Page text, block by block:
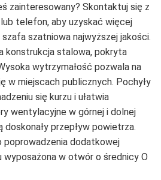
zainteresowany? Skontaktuj się z
telefon, aby uzyskać więcej
szatniowa najwyższej jakości.
konstrukcja stalowa, pokryta
wytrzymałość pozwala na
w miejscach publicznych. Pochyły
się kurzu i ułatwia
wentylacyjne w górnej i dolnej
przepływ powietrza.
dodatkowej
w otwór o średnicy O